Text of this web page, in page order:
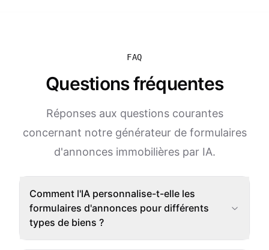
FAQ
Questions fréquentes
Réponses aux questions courantes
concernant notre générateur de formulaires
d'annonces immobilières par IA.
Comment l'IA personnalise-t-elle les
formulaires d'annonces pour différents
types de biens ?